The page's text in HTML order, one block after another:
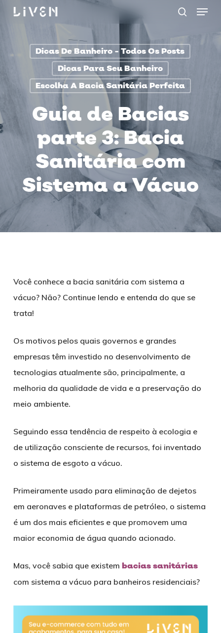
Skip
content
Menu
Dicas De Banheiro - Todos Os Posts
Dicas Para Seu Banheiro
Escolha A Bacia Sanitária Perfeita
Guia de Bacias
parte 3: Bacia
Sanitária com
Sistema a Vácuo
Você conhece a bacia sanitária com sistema a
vácuo? Não? Continue lendo e entenda do que se
trata!
Os motivos pelos quais governos e grandes
empresas têm investido no desenvolvimento de
tecnologias atualmente são, principalmente, a
melhoria da qualidade de vida e a preservação do
meio ambiente.
Seguindo essa tendência de respeito à ecologia e
de utilização consciente de recursos, foi inventado
o sistema de esgoto a vácuo.
Primeiramente usado para eliminação de dejetos
em aeronaves e plataformas de petróleo, o sistema
é um dos mais eficientes e que promovem uma
maior economia de água quando acionado.
Mas, você sabia que existem bacias sanitárias
com sistema a vácuo para banheiros residenciais?